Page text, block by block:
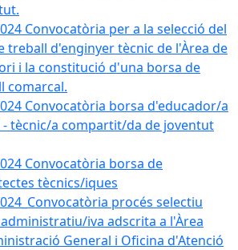
Convocatòria per a la selecció del
treball d'enginyer tècnic de l'Àrea de
i la constitució d'una borsa de
comarcal.
Convocatòria borsa d'educador/a
- tècnic/a compartit/da de joventut
Convocatòria borsa de
tècnics/iques
procés selectiu
iva adscrita a l'Àrea
General i Oficina d'Atenció